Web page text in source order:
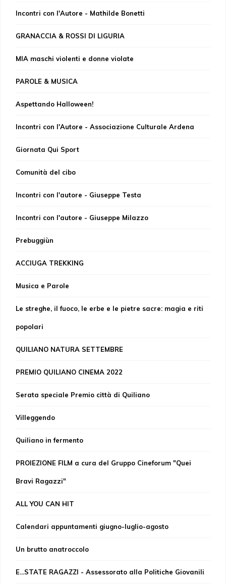
Incontri con l'Autore - Mathilde Bonetti
GRANACCIA & ROSSI DI LIGURIA
MIA maschi violenti e donne violate
PAROLE & MUSICA
Aspettando Halloween!
Incontri con l'Autore - Associazione Culturale Ardena
Giornata Qui Sport
Comunità del cibo
Incontri con l'autore - Giuseppe Testa
Incontri con l'autore - Giuseppe Milazzo
Prebuggiùn
ACCIUGA TREKKING
Musica e Parole
Le streghe, il fuoco, le erbe e le pietre sacre: magia e riti
popolari
QUILIANO NATURA SETTEMBRE
PREMIO QUILIANO CINEMA 2022
Serata speciale Premio città di Quiliano
Villeggendo
Quiliano in fermento
PROIEZIONE FILM a cura del Gruppo Cineforum "Quei
Bravi Ragazzi"
ALL YOU CAN HIT
Calendari appuntamenti giugno-luglio-agosto
Un brutto anatroccolo
E...STATE RAGAZZI - Assessorato alla Politiche Giovanili